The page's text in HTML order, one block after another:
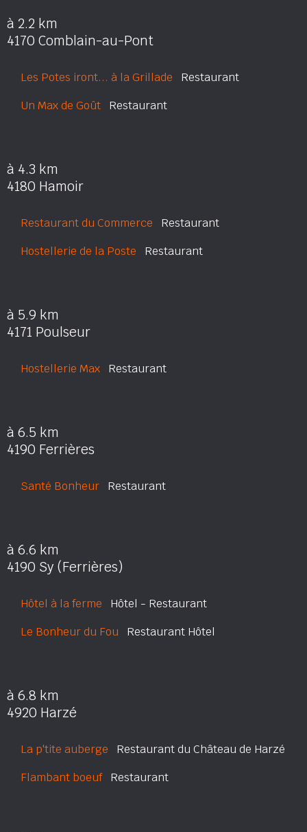
à 2.2 km
4170 Comblain-au-Pont
Les Potes iront... à la Grillade Restaurant
Un Max de Goût Restaurant
à 4.3 km
4180 Hamoir
Restaurant du Commerce Restaurant
Hostellerie de la Poste Restaurant
à 5.9 km
4171 Poulseur
Hostellerie Max Restaurant
à 6.5 km
4190 Ferrières
Santé Bonheur Restaurant
à 6.6 km
4190 Sy (Ferrières)
Hôtel à la ferme Hôtel - Restaurant
Le Bonheur du Fou Restaurant Hôtel
à 6.8 km
4920 Harzé
La p'tite auberge Restaurant du Château de Harzé
Flambant boeufRestaurant